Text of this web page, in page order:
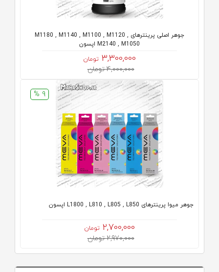
جوهر اصلی پرینترهای M1180 , M1140 , M1100 , M1120 ,
M2140 , M1050 اپسون
3,300,000 تومان
4,000,000 تومان
9 %
جوهر میوا پرینترهای L1800 , L810 , L805 , L850 اپسون
2,700,000 تومان
2,970,000 تومان